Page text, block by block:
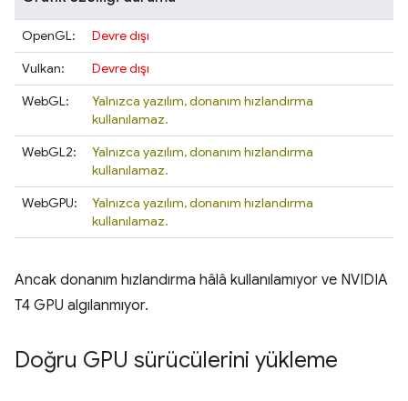
OpenGL:
Devre dışı
Vulkan:
Devre dışı
WebGL:
Yalnızca yazılım, donanım hızlandırma
kullanılamaz.
WebGL2:
Yalnızca yazılım, donanım hızlandırma
kullanılamaz.
WebGPU:
Yalnızca yazılım, donanım hızlandırma
kullanılamaz.
Ancak donanım hızlandırma hâlâ kullanılamıyor ve NVIDIA
T4 GPU algılanmıyor.
Doğru GPU sürücülerini yükleme